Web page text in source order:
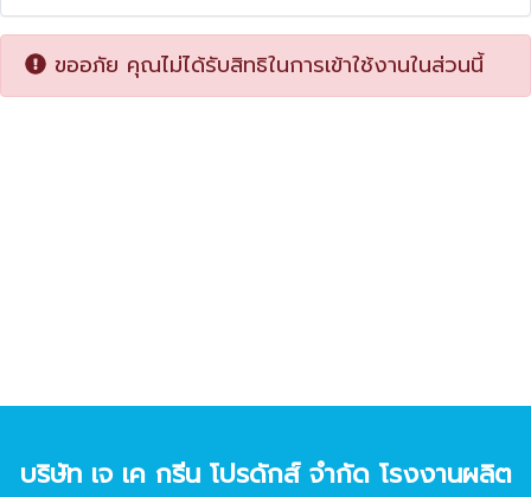
ขออภัย คุณไม่ได้รับสิทธิในการเข้าใช้งานในส่วนนี้
บริษัท เจ เค กรีน โปรดักส์ จํากัด โรงงานผลิต